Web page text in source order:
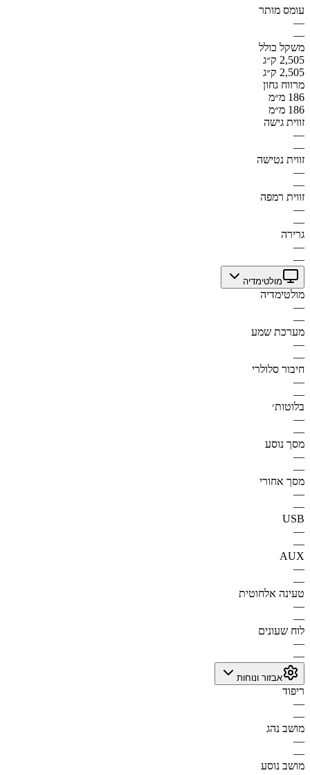
עומס מותר
—
—
משקל כולל
2,505 ק״ג
2,505 ק״ג
מרווח גחון
186 מ״מ
186 מ״מ
זווית גישה
—
—
זווית נטישה
—
—
זווית רמפה
—
—
גרירה
—
—
מולטימדיה
מולטימדיה
—
—
מערכת שמע
—
—
חיבור סלולרי
—
—
בלוטות׳
—
—
מסך נוסע
—
—
מסך אחורי
—
—
USB
—
—
AUX
—
—
טעינה אלחוטית
—
—
לוח שעונים
—
—
אבזור ונוחות
ריפוד
—
—
מושב נהג
—
—
מושב נוסע